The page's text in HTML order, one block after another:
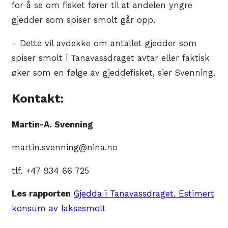
for å se om fisket fører til at andelen yngre
gjedder som spiser smolt går opp.
– Dette vil avdekke om antallet gjedder som
spiser smolt i Tanavassdraget avtar eller faktisk
øker som en følge av gjeddefisket, sier Svenning.
Kontakt:
Martin-A. Svenning
martin.svenning@nina.no
tlf. +47 934 66 725
Les rapporten Gjedda i Tanavassdraget. Estimert
konsum av laksesmolt